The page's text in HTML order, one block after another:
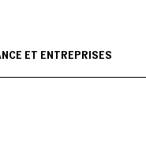
ET ENTREPRISES